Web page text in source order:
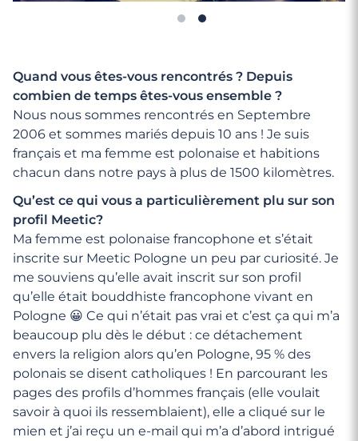
Quand vous êtes-vous rencontrés ? Depuis
combien de temps êtes-vous ensemble ?
Nous nous sommes rencontrés en Septembre
2006 et sommes mariés depuis 10 ans ! Je suis
français et ma femme est polonaise et habitions
chacun dans notre pays à plus de 1500 kilomètres.
Qu’est ce qui vous a particulièrement plu sur son
profil Meetic?
Ma femme est polonaise francophone et s’était
inscrite sur Meetic Pologne un peu par curiosité. Je
me souviens qu’elle avait inscrit sur son profil
qu’elle était bouddhiste francophone vivant en
Pologne 😀 Ce qui n’était pas vrai et c’est ça qui m’a
beaucoup plu dès le début : ce détachement
envers la religion alors qu’en Pologne, 95 % des
polonais se disent catholiques ! En parcourant les
pages des profils d’hommes français (elle voulait
savoir à quoi ils ressemblaient), elle a cliqué sur le
mien et j’ai reçu un e-mail qui m’a d’abord intrigué